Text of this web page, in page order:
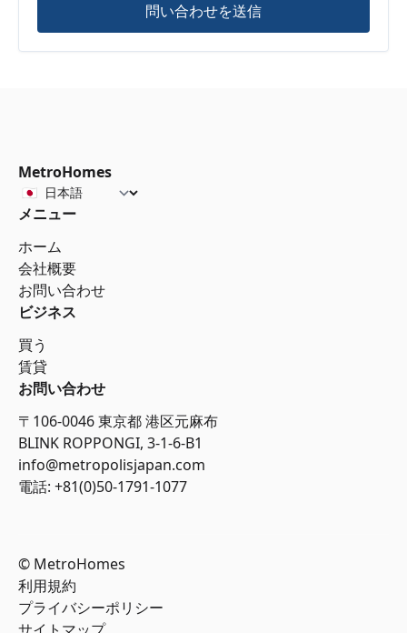
問い合わせを送信
MetroHomes
メニュー
ホーム
会社概要
お問い合わせ
ビジネス
買う
賃貸
お問い合わせ
〒106-0046 東京都 港区元麻布
BLINK ROPPONGI, 3-1-6-B1
info@metropolisjapan.com
電話: +81(0)50-1791-1077
© MetroHomes
利用規約
プライバシーポリシー